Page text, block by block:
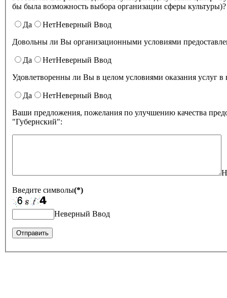
бы была возможность выбора организации сферы культуры)?
Да НетНеверный Ввод
Довольны ли Вы организационными условиями
Да НетНеверный Ввод
Удовлетворенны ли Вы в целом условиями
Да НетНеверный Ввод
Ваши предложения, пожелания по улучшению качества
"Губернский":
Введите символы(*)
Неверный Ввод